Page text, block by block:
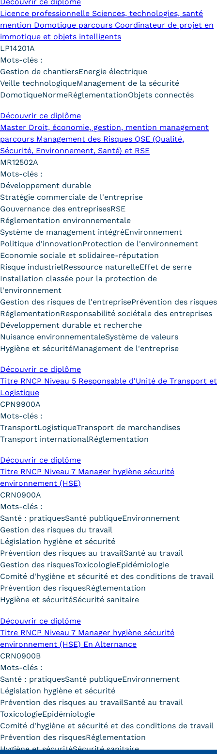
Tarifs
Modalités de financement
Infos entreprises
Former ses salariés
Accueillir un alternant ?
Taxe d'apprentissage
Infos enseignants
Infos partenaires
Liste des partenaires
Communication
Kits communications Cnam
Prospect
Fiche contact salons, forums,
JPO
Licence professionnelle Sciences, technologies, santé
mention Domotique parcours Coordinateur de projet en
immotique et objets intelligents
LP14201A
Mots-clés :
Gestion de chantiersEnergie électrique
Veille technologiqueManagement de la sécurité
DomotiqueNormeRéglementationObjets connectés
Découvrir ce diplôme
Master Droit, économie, gestion, mention management
parcours Management des Risques QSE (Qualité,
Sécurité, Environnement, Santé) et RSE
MR12502A
Mots-clés :
Développement durable
Stratégie commerciale de l'entreprise
Gouvernance des entreprisesRSE
Réglementation environnementale
Système de management intégréEnvironnement
Politique d'innovationProtection de l'environnement
Economie sociale et solidairee-réputation
Risque industrielRessource naturelleEffet de serre
Installation classée pour la protection de
l'environnement
Gestion des risques de l'entreprisePrévention des risques
RéglementationResponsabilité sociétale des entreprises
Développement durable et recherche
Nuisance environnementaleSystème de valeurs
Hygiène et sécuritéManagement de l'entreprise
Découvrir ce diplôme
Titre RNCP Niveau 5 Responsable d'Unité de Transport et
Logistique
CPN9900A
Mots-clés :
TransportLogistiqueTransport de marchandises
Transport internationalRéglementation
Découvrir ce diplôme
Titre RNCP Niveau 7 Manager hygiène sécurité
environnement (HSE)
CRN0900A
Mots-clés :
Santé : pratiquesSanté publiqueEnvironnement
Gestion des risques du travail
Législation hygiène et sécurité
Prévention des risques au travailSanté au travail
Gestion des risquesToxicologieEpidémiologie
Comité d'hygiène et sécurité et des conditions de travail
Prévention des risquesRéglementation
Hygiène et sécuritéSécurité sanitaire
Découvrir ce diplôme
Titre RNCP Niveau 7 Manager hygiène sécurité
environnement (HSE) En Alternance
CRN0900B
Mots-clés :
Santé : pratiquesSanté publiqueEnvironnement
Législation hygiène et sécurité
Prévention des risques au travailSanté au travail
ToxicologieEpidémiologie
Comité d'hygiène et sécurité et des conditions de travail
Prévention des risquesRéglementation
Hygiène et sécuritéSécurité sanitaire